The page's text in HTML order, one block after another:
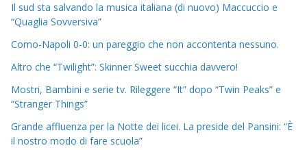
Il sud sta salvando la musica italiana (di nuovo) Maccuccio e
“Quaglia Sovversiva”
Como-Napoli 0-0: un pareggio che non accontenta nessuno.
Altro che “Twilight”: Skinner Sweet succhia davvero!
Mostri, Bambini e serie tv. Rileggere “It” dopo “Twin Peaks” e
“Stranger Things”
Grande affluenza per la Notte dei licei. La preside del Pansini: “È
il nostro modo di fare scuola”